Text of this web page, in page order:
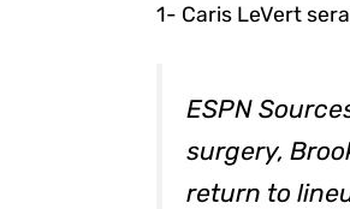
1- Caris LeVert
ESPN
surgery,
return to